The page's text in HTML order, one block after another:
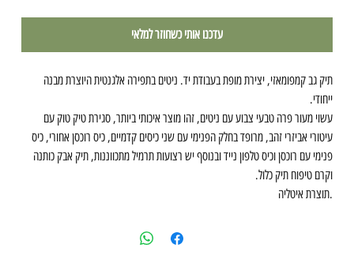
עדכנו אותי כשחוזר למלאי
תיק גב קמפומאזי, יצירת מופת בעבודת יד. ניטים בתפירה אלגנטית היוצרת מבנה
ייחודי.
עשוי מעור פרה טבעי צבוע עם ניטים, זהו מוצר איכותי ביותר, סגירת טיק טוק עם
עיטורי אביזרי זהב, מרופד בחלק הפנימי עם שני כיסים קדמיים, כיס רוכסן אחורי, כיס
פנימי עם רוכסן וכיס טלפון נייד ובנוסף יש רצועות תרמיל מתכווננות, תיק אבק כותנה
וקרם טיפוח תיק כלול.
.תוצרת איטליה